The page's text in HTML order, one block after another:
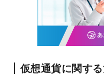
仮想通貨に関す